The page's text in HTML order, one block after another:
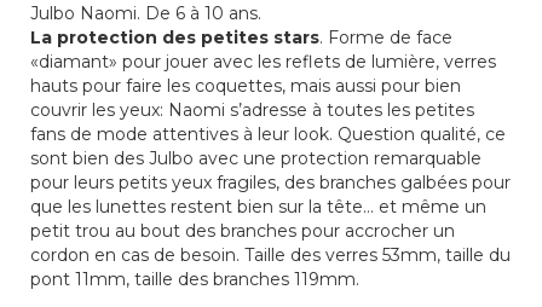
Julbo Naomi. De 6 à 10 ans.
La protection des petites stars. Forme de face
«diamant» pour jouer avec les reflets de lumière, verres
hauts pour faire les coquettes, mais aussi pour bien
couvrir les yeux: Naomi s’adresse à toutes les petites
fans de mode attentives à leur look. Question qualité, ce
sont bien des Julbo avec une protection remarquable
pour leurs petits yeux fragiles, des branches galbées pour
que les lunettes restent bien sur la tête… et même un
petit trou au bout des branches pour accrocher un
cordon en cas de besoin. Taille des verres 53mm, taille du
pont 11mm, taille des branches 119mm.